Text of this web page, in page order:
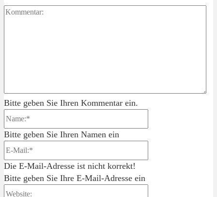
Bitte geben Sie Ihren Kommentar ein.
Bitte geben Sie Ihren Namen ein
Mail:*
Die E-Mail-Adresse ist nicht korrekt!
Bitte geben Sie Ihre E-Mail-Adresse ein